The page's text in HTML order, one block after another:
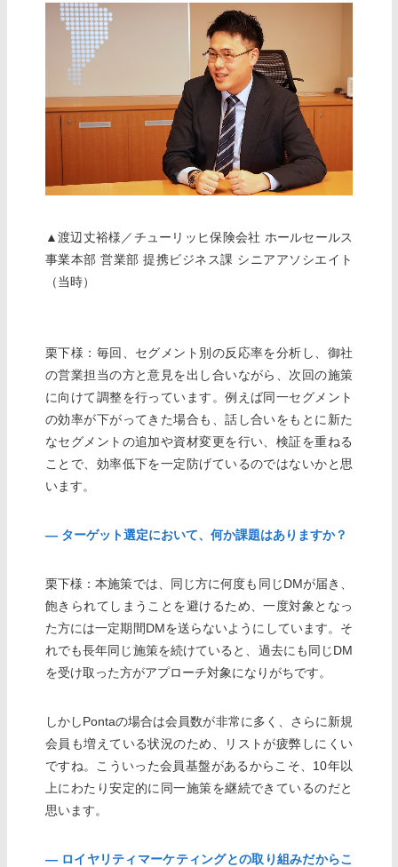
▲渡辺丈裕様／チューリッヒ保険会社 ホールセールス
事業本部 営業部 提携ビジネス課 シニアアソシエイト
（当時）
栗下様：毎回、セグメント別の反応率を分析し、御社
の営業担当の方と意見を出し合いながら、次回の施策
に向けて調整を行っています。例えば同一セグメント
の効率が下がってきた場合も、話し合いをもとに新た
なセグメントの追加や資材変更を行い、検証を重ねる
ことで、効率低下を一定防げているのではないかと思
います。
― ターゲット選定において、何か課題はありますか？
栗下様：本施策では、同じ方に何度も同じDMが届き、
飽きられてしまうことを避けるため、一度対象となっ
た方には一定期間DMを送らないようにしています。そ
れでも長年同じ施策を続けていると、過去にも同じDM
を受け取った方がアプローチ対象になりがちです。
しかしPontaの場合は会員数が非常に多く、さらに新規
会員も増えている状況のため、リストが疲弊しにくい
ですね。こういった会員基盤があるからこそ、10年以
上にわたり安定的に同一施策を継続できているのだと
思います。
― ロイヤリティマーケティングとの取り組みだからこ